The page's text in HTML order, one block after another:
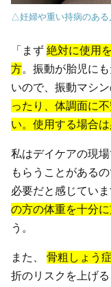
△妊婦や重い持病のある
「まず 絶対に使用
方。振動が胎児に
いので、振動マシ
ったり、体調面に
い。使用する場合
私はデイケアの現
もらうことがある
必要だと感じてい
の方の体重を十分
う。
また、 骨粗しょう
折のリスクを上げ